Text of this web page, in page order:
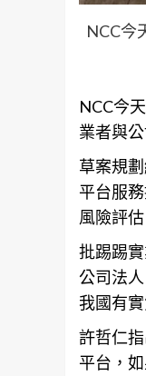
NCC今
NCC今
業者與公
草案規
平台服
風險評
批踢踢實
公司法
我國有
許哲仁
平台，